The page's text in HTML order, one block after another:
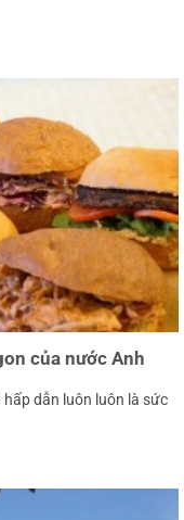
của nước Anh
dẫn luôn luôn là sức